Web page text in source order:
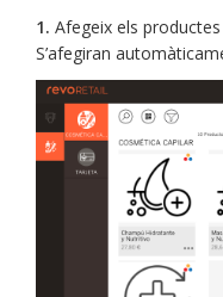
1. Afegeix els
S’afegiran